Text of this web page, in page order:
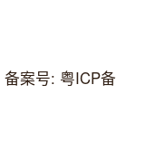
备案号: 粤ICP备